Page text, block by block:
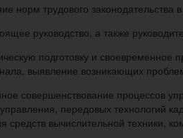
норм трудового законодательства
руководство, а также
подготовку и
выявление возникающих
совершенствование процессов
передовых технологий
средств вычислительной техники,